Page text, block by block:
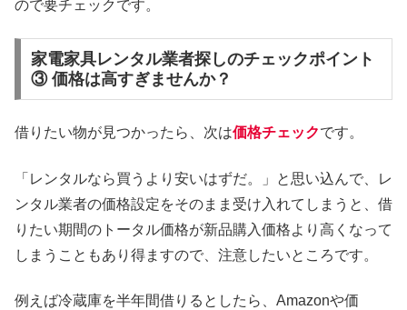
ので要チェックです。
家電家具レンタル業者探しのチェックポイント
③ 価格は高すぎませんか？
借りたい物が見つかったら、次は価格チェックです。
「レンタルなら買うより安いはずだ。」と思い込んで、レ
ンタル業者の価格設定をそのまま受け入れてしまうと、借
りたい期間のトータル価格が新品購入価格より高くなって
しまうこともあり得ますので、注意したいところです。
例えば冷蔵庫を半年間借りるとしたら、Amazonや価